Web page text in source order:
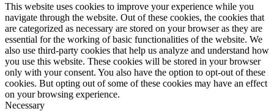
This website uses cookies to improve your experience while you
navigate through the website. Out of these cookies, the cookies that
are categorized as necessary are stored on your browser as they are
essential for the working of basic functionalities of the website. We
also use third-party cookies that help us analyze and understand how
you use this website. These cookies will be stored in your browser
only with your consent. You also have the option to opt-out of these
cookies. But opting out of some of these cookies may have an effect
on your browsing experience.
Necessary